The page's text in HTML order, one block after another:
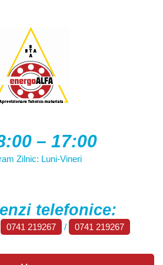
– 17:00
Zilnic: Luni-Vineri
telefonice:
0741 219267 / 0741 219267